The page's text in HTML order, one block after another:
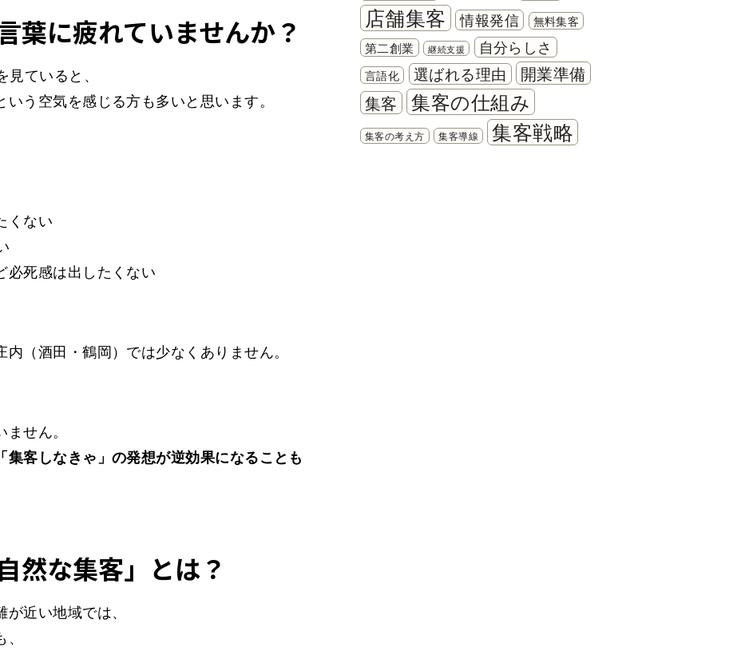
葉に疲れていませんか？
ていると、
いう空気を感じる方も多いと思います。
くない
必死感は出したくない
（酒田・鶴岡）では少なくありません。
せん。
「集客しなきゃ」の発想が逆効果になることも
然な集客」とは？
近い地域では、
店舗集客 情報発信 無料集客
第二創業 継続支援 自分らしさ
言語化 選ばれる理由
開業準備
集客
集客の仕組み
集客の考え方 集客導線 集客戦略